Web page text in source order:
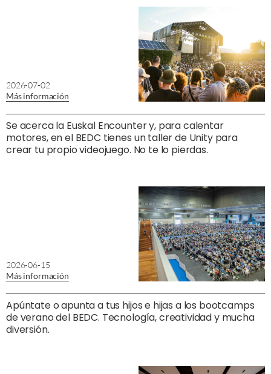
2026-07-02
Más información
Se acerca la Euskal Encounter y, para calentar
motores, en el BEDC tienes un taller de Unity para
crear tu propio videojuego. No te lo pierdas.
2026-06-15
Más información
Apúntate o apunta a tus hijos e hijas a los bootcamps
de verano del BEDC. Tecnología, creatividad y mucha
diversión.